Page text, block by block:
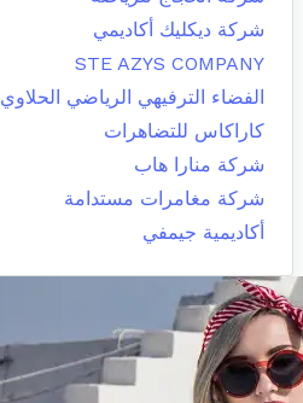
شركة ديكليك أكاديمي
STE AZYS COMPANY
الفضاء الترفيهي الرياضي الحلاوي
كاراكاس للتضاهرات
شركة منارا هاب
شركة مغامرات مستدامة
أكاديمية جيمفي